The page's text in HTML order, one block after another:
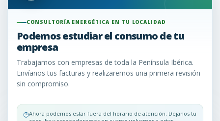
nos hacen. Aquí encontrarás respuestas claras y
concisas para ayudarte a tomar decisiones
informadas sobre la gestión de tu energía.
¿Sigues teniendo dudas? Llámanos y te lo
CONSULTORÍA ENERGÉTICA EN TU LOCALIDAD
Podemos estudiar el consumo de tu
empresa
Trabajamos con empresas de toda la Península Ibérica.
Envíanos tus facturas y realizaremos una primera revisión
sin compromiso.
◷Ahora podemos estar fuera del horario de atención. Déjanos tu